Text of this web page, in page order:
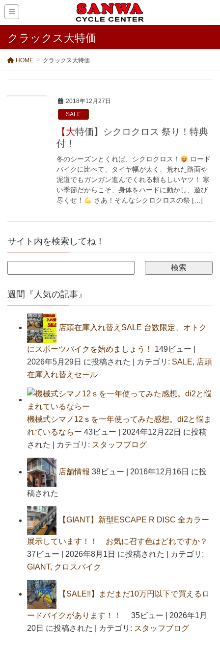
クラックス大特価
HOME クラックス大特価
2018年12月27日
SALE
【大特価】シクロクロス 祭り！特典
付！
冬のシーズンとくれば、シクロクロス！
ロード
バイクに比べて、タイヤ幅が太く、荒れた路面や
泥道でもガンガン進んでくれる頼もしいヤツ！ 寒
い季節だからこそ、身体をハードに動かし、遊び
尽くせ！
さあ！そんなシクロクロスの祭 […]
サイト内を検索してね！
週間『人気の記事』
店頭在庫入れ替えSALE 台数限定、オトク
にスポーツバイクを始めましょう！ 149ビュー
2026年5月29日 に投稿された
カテゴリ: SALE, 店頭
在庫入れ替えセール
機械式シマノ12ｓを一年使ってみた感想。di2と悩ま
れているならー 43ビュー
2024年12月22日 に投稿
された
カテゴリ: スタッフブログ
店舗情報 38ビュー 2016年12月16日 に投
稿された
【GIANT】新型ESCAPE R DISC 全カラー
展示しています！！ お気に召す色はどれですか？
37ビュー
2026年8月1日 に投稿された
カテゴリ:
GIANT, クロスバイク
【SALE!!】まだまだ10万円以下で買えるロ
ードバイクがあります！！ 35ビュー
2026年1月
20日 に投稿された
カテゴリ: スタッフブログ